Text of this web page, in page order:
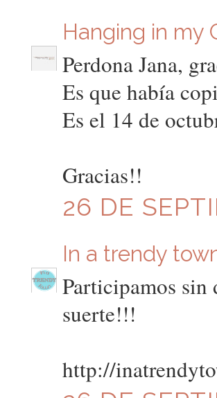
Hanging in my
Perdona Jana,
Es que había
Es el 14 de
Gracias!!
26 DE
In a trendy
Participamos sin
suerte!!!
http://